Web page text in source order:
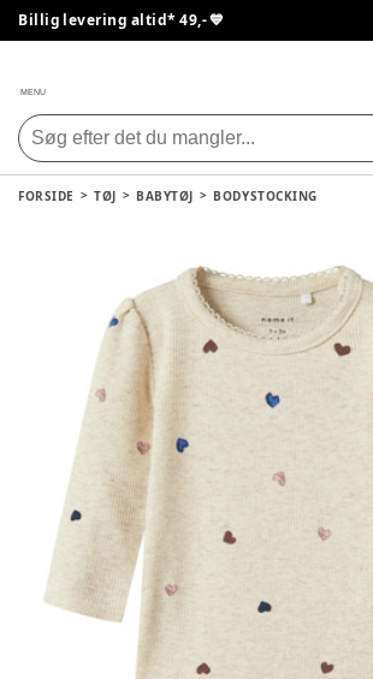
Billig levering altid* 49,- 💙
MENU
FORSIDE TØJ BABYTØJ BODYSTOCKING